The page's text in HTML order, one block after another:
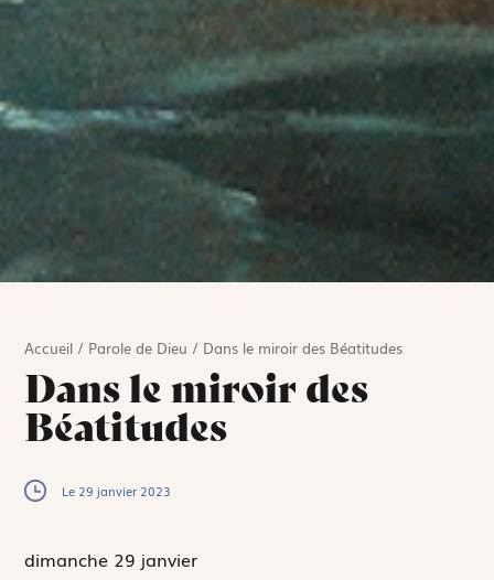
Accueil / Parole de Dieu / Dans le miroir des Béatitudes
Dans le miroir des
Béatitudes
Le 29 janvier 2023
dimanche 29 janvier